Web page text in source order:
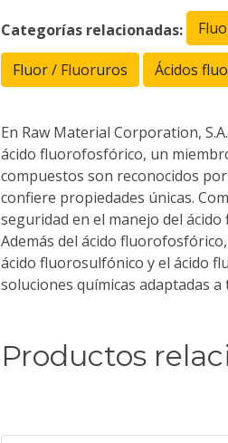
Categorías relacionadas:
Fluor / Fluoruros Ácidos
En Raw Material Corporation,
ácido fluorofosfórico, un
compuestos son reconocidos
confiere propiedades únicas.
seguridad en el manejo del
Además del ácido
ácido fluorosulfónico y el ácido
soluciones químicas adaptadas a
Productos